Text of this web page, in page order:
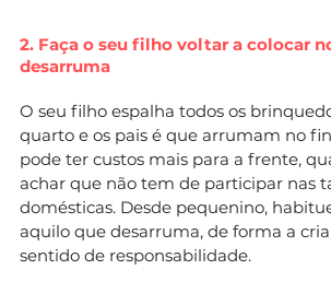
2. Faça o seu filho voltar a colocar
desarruma
O seu filho espalha todos os
quarto e os pais é que arrumam no
pode ter custos mais para a frente,
achar que não tem de participar nas
domésticas. Desde pequenino,
aquilo que desarruma, de forma a
sentido de responsabilidade.